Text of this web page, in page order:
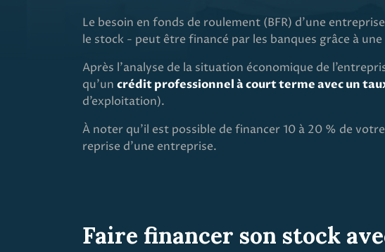
Le besoin en fonds de roulement (BFR) d’une
le stock - peut être financé par les banques grâce à
Après l’analyse de la situation économique de
qu’un crédit professionnel à court terme avec un
d’exploitation).
À noter qu’il est possible de financer 10 à 20 % de
reprise d’une entreprise.
Faire financer son stock